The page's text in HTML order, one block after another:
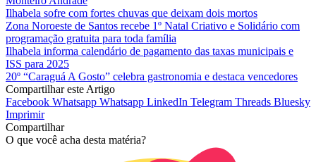
Ilhabela sofre com fortes chuvas que deixam dois mortos
Zona Noroeste de Santos recebe 1º Natal Criativo e Solidário com
programação gratuita para toda família
Ilhabela informa calendário de pagamento das taxas municipais e
ISS para 2025
20º “Caraguá A Gosto” celebra gastronomia e destaca vencedores
Compartilhar este Artigo
Facebook Whatsapp Whatsapp LinkedIn Telegram Threads Bluesky
Imprimir
Compartilhar
O que você acha desta matéria?